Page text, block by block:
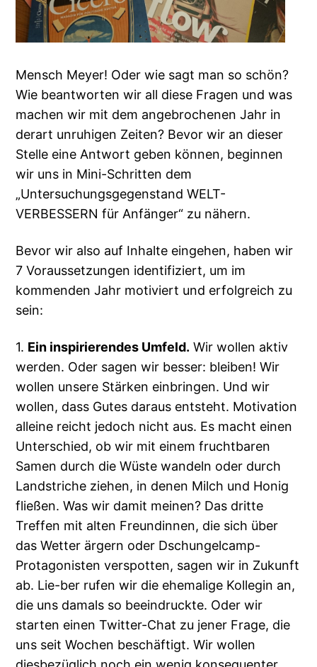
Mensch Meyer! Oder wie sagt man so schön?
Wie beantworten wir all diese Fragen und was
machen wir mit dem angebrochenen Jahr in
derart unruhigen Zeiten? Bevor wir an dieser
Stelle eine Antwort geben können, beginnen
wir uns in Mini-Schritten dem
„Untersuchungsgegenstand WELT-
VERBESSERN für Anfänger“ zu nähern.
Bevor wir also auf Inhalte eingehen, haben wir
7 Voraussetzungen identifiziert, um im
kommenden Jahr motiviert und erfolgreich zu
sein:
1. Ein inspirierendes Umfeld. Wir wollen aktiv
werden. Oder sagen wir besser: bleiben! Wir
wollen unsere Stärken einbringen. Und wir
wollen, dass Gutes daraus entsteht. Motivation
alleine reicht jedoch nicht aus. Es macht einen
Unterschied, ob wir mit einem fruchtbaren
Samen durch die Wüste wandeln oder durch
Landstriche ziehen, in denen Milch und Honig
fließen. Was wir damit meinen? Das dritte
Treffen mit alten Freundinnen, die sich über
das Wetter ärgern oder Dschungelcamp-
Protagonisten verspotten, sagen wir in Zukunft
ab. Lie-ber rufen wir die ehemalige Kollegin an,
die uns damals so beeindruckte. Oder wir
starten einen Twitter-Chat zu jener Frage, die
uns seit Wochen beschäftigt. Wir wollen